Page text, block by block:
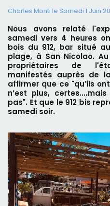
Charles Monti le Samedi 1 Juin
Nous avons relaté
samedi vers 4 heures
bois du 912, bar situé
plage, à San Nicolao.
propriétaires de
manifestés auprès de
affirmer que ce "qu’ils
n’est plus,
pas". Et que le 912 bis
samedi soir.